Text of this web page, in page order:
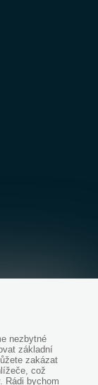
nezbytné
základní
zakázat
což
Rádi bychom